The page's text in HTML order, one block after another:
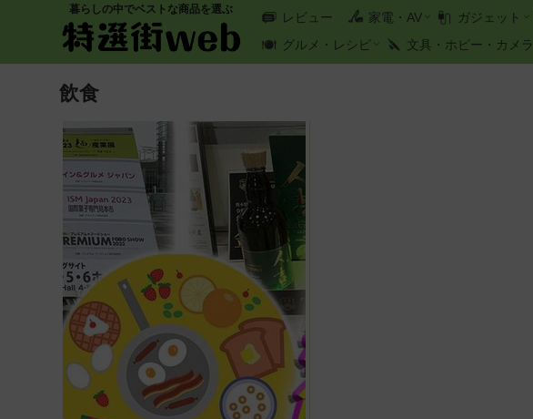
暮らしの中でベストな商品を選ぶ
レビュー 家電・AV ガジェット
グルメ・レシピ
文具・ホビー・カメラ
飲食